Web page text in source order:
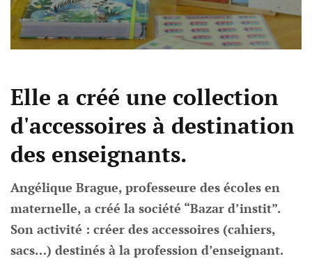
Elle a créé une collection
d'accessoires à destination
des enseignants.
Angélique Brague, professeure des écoles en
maternelle, a créé la société “Bazar d’instit”.
Son activité : créer des accessoires (cahiers,
sacs…) destinés à la profession d’enseignant.